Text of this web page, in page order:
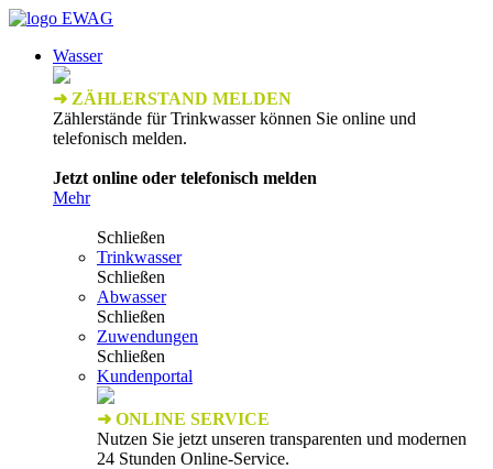
Wasser
➜ ZÄHLERSTAND MELDEN
Zählerstände für Trinkwasser können Sie online und
telefonisch melden.
Jetzt online oder telefonisch melden
Mehr
Schließen
Trinkwasser
Schließen
Abwasser
Schließen
Zuwendungen
Schließen
Kundenportal
➜ ONLINE SERVICE
Nutzen Sie jetzt unseren transparenten und modernen
24 Stunden Online-Service.